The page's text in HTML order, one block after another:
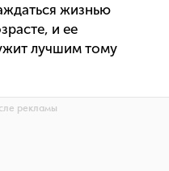
жизнью
и ее
лучшим тому